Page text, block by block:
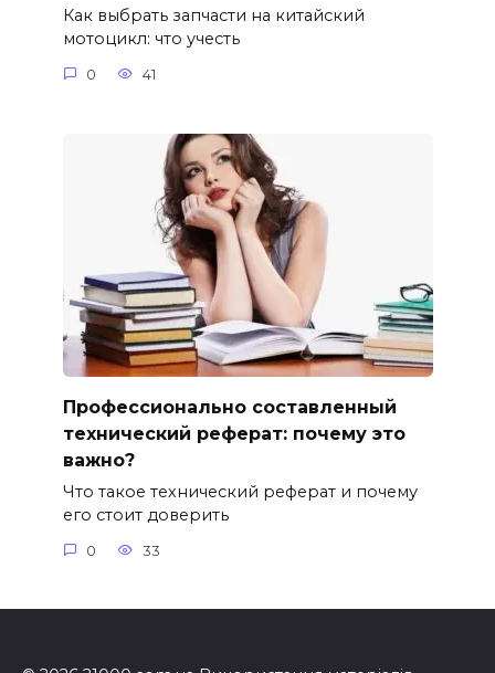
Как выбрать запчасти на китайский
мотоцикл: что учесть
0 41
Профессионально составленный
технический реферат: почему это
важно?
Что такое технический реферат и почему
его стоит доверить
0 33